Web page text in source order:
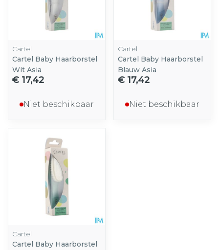
Cartel
Cartel Baby Haarborstel
Wit Asia
€ 17,42
Niet beschikbaar
Cartel
Cartel Baby Haarborstel
Blauw Asia
€ 17,42
Niet beschikbaar
Cartel
Cartel Baby Haarborstel